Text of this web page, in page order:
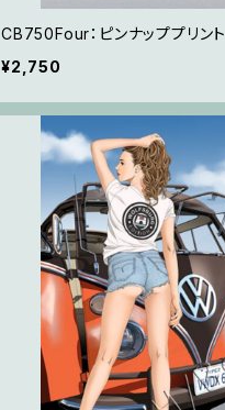
CB750Four：ピンナッププリント
¥2,750